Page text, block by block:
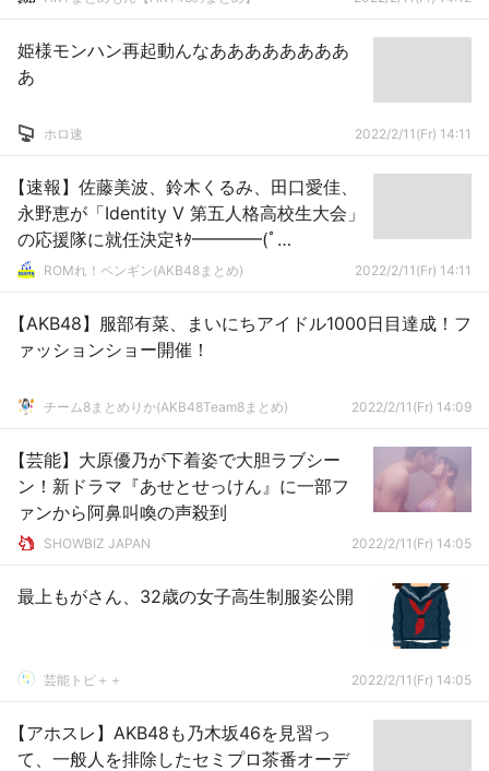
姫様モンハン再起動んなああああああああ
あ
ホロ速 2022/2/11(Fr) 14:11
【速報】佐藤美波、鈴木くるみ、田口愛佳、
永野恵が「Identity V 第五人格高校生大会」
の応援隊に就任決定ｷﾀ━━━━(ﾟ
∀ﾟ)━━━━!!
ROMれ！ペンギン(AKB48まとめ) 2022/2/11(Fr) 14:11
【AKB48】服部有菜、まいにちアイドル1000日目達成！フ
ァッションショー開催！
チーム8まとめりか(AKB48Team8まとめ) 2022/2/11(Fr) 14:09
【芸能】大原優乃が下着姿で大胆ラブシー
ン！新ドラマ『あせとせっけん』に一部フ
ァンから阿鼻叫喚の声殺到
SHOWBIZ JAPAN 2022/2/11(Fr) 14:05
最上もがさん、32歳の女子高生制服姿公開
芸能トピ＋＋ 2022/2/11(Fr) 14:05
【アホスレ】AKB48も乃木坂46を見習っ
て、一般人を排除したセミプロ茶番オーデ